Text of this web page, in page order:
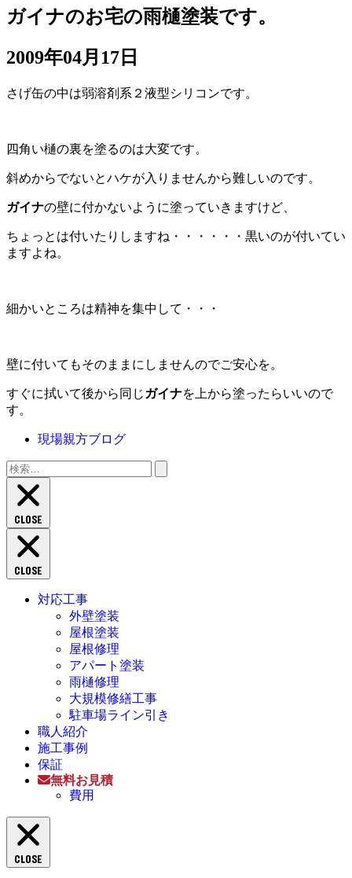
ガイナのお宅の雨樋塗装です。
2009年04月17日
さげ缶の中は弱溶剤系２液型シリコンです。
四角い樋の裏を塗るのは大変です。
斜めからでないとハケが入りませんから難しいのです。
ガイナの壁に付かないように塗っていきますけど、
ちょっとは付いたりしますね・・・・・・黒いのが付いてい
ますよね。
細かいところは精神を集中して・・・
壁に付いてもそのままにしませんのでご安心を。
すぐに拭いて後から同じ ガイナを上から塗ったらいいので
す。
現場親方ブログ
検
索:
CLOSE
CLOSE
対応工事
外壁塗装
屋根塗装
屋根修理
アパート塗装
雨樋修理
大規模修繕工事
駐車場ライン引き
職人紹介
施工事例
保証
無料お見積
費用
CLOSE